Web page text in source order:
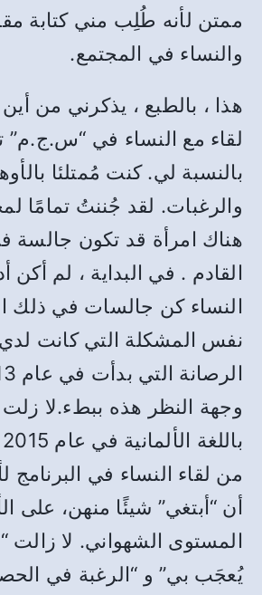
ممتن لأنه طُلِب مني كتابة
والنساء في المجتمع.
هذا ، بالطبع ، يذكرني من
لقاء مع النساء في “س.ج.م”
بالنسبة لي. كنت مُمتلئا
والرغبات. لقد جُننتُ تمامًا
هناك امرأة قد تكون جالسة
القادم . في البداية ، لم أكن
النساء كن جالسات في ذلك
نفس المشكلة التي كانت
وجهة النظر هذه ببطء.لا زلت
من لقاء النساء في البرنامج
أن “أبتغي” شيئًا منهن، على
المستوى الشهواني. لا زالت
يُعجَب بي” و “الرغبة في